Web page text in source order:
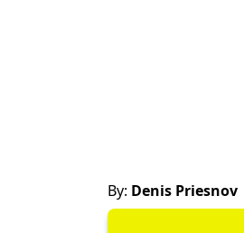
By: Denis Priesnov